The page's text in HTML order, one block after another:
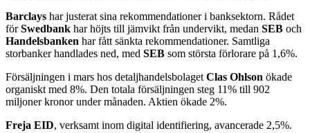
Barclays har justerat sina rekommendationer i banksektorn. Rådet
förSwedbank har höjts till jämvikt från undervikt, medan SEB och
Handelsbanken har fått sänkta rekommendationer. Samtliga
storbanker handlades ned, med SEB som största förlorare på 1,6%.
Försäljningen i mars hos detaljhandelsbolaget Clas Ohlson ökade
organiskt med 8%. Den totala försäljningen steg 11% till 902
miljoner kronor under månaden. Aktien ökade 2%.
Freja EID, verksamt inom digital identifiering, avancerade 2,5%.